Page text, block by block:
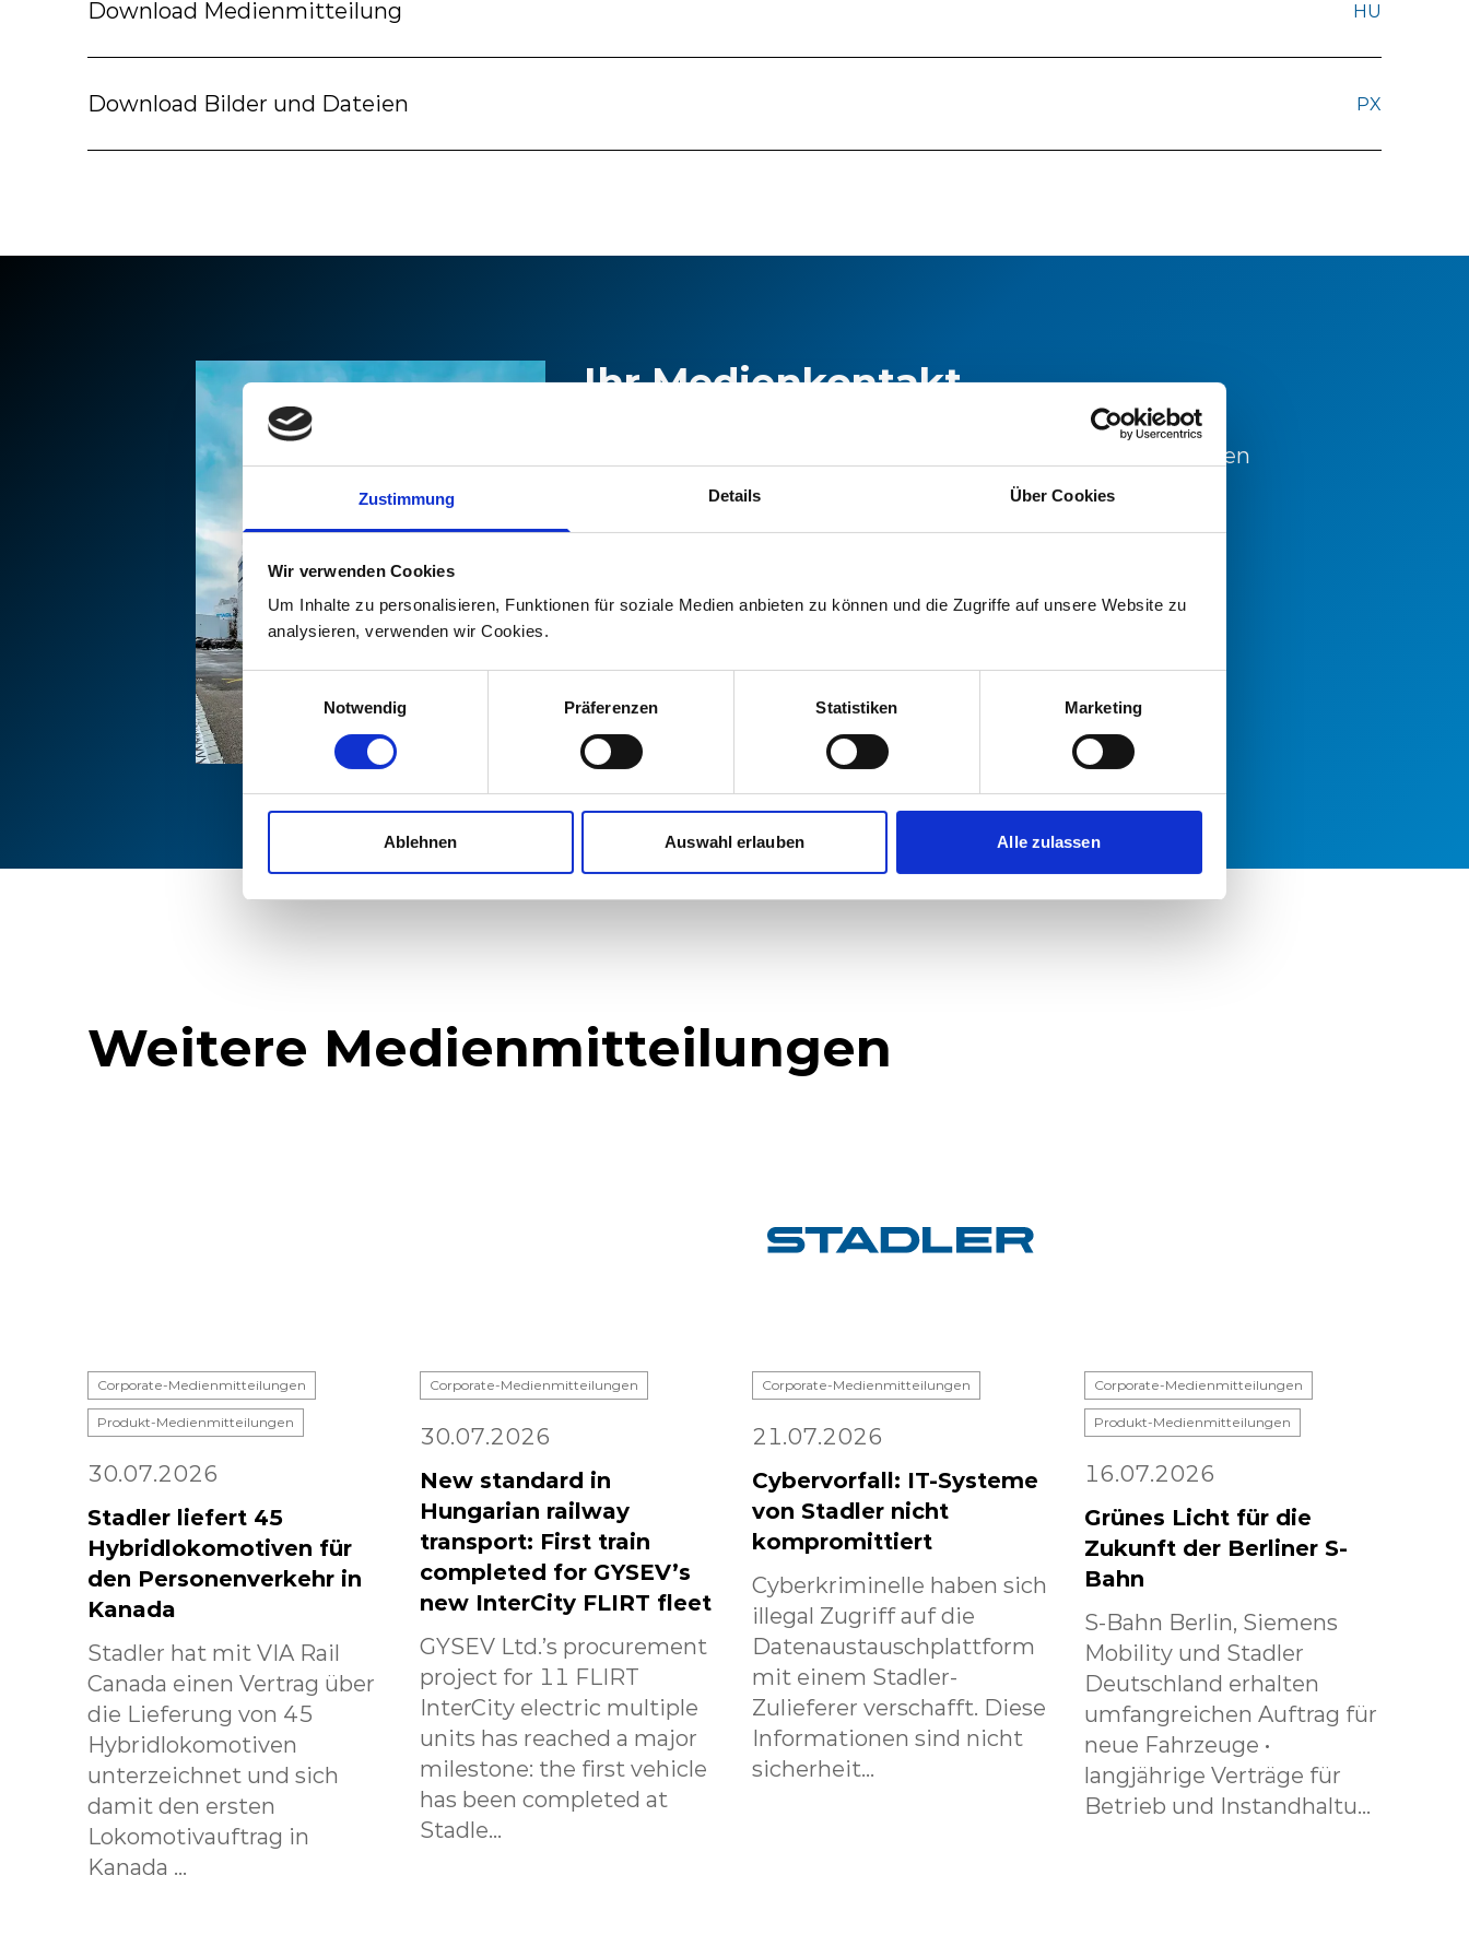
Zustimmung Details Über Cookies
Wir verwenden Cookies
Um Inhalte zu personalisieren, Funktionen für soziale Medien anbieten zu können und die Zugriffe auf unsere Website zu
analysieren, verwenden wir Cookies.
Einwilligungsauswahl
Notwendig
Präferenzen Statistiken Marketing
Ablehnen Auswahl erlauben Alle zulassen
Download Medienmitteilung HU
Download Bilder und Dateien PX
Ihr Medienkontakt
Für Auskünfte zu aktuellen Themen und für weiterführenden
Informationen zu Stadler können Sie sich gerne an unsere
LinkedInYouTube
Weitere Medienmitteilungen
Corporate-Medienmitteilungen
Produkt-Medienmitteilungen
30.07.2026
Stadler liefert 45
Hybridlokomotiven für
den Personenverkehr in
Kanada
Stadler hat mit VIA Rail
Canada einen Vertrag über
die Lieferung von 45
Hybridlokomotiven
unterzeichnet und sich
damit den ersten
Lokomotivauftrag in
Kanada ...
Corporate-Medienmitteilungen
30.07.2026
New standard in
Hungarian railway
transport: First train
completed for GYSEV’s
new InterCity FLIRT fleet
GYSEV Ltd.’s procurement
project for 11 FLIRT
InterCity electric multiple
units has reached a major
milestone: the first vehicle
has been completed at
Stadle...
Corporate-Medienmitteilungen
21.07.2026
Cybervorfall: IT-Systeme
von Stadler nicht
kompromittiert
Cyberkriminelle haben sich
illegal Zugriff auf die
Datenaustauschplattform
mit einem Stadler-
Zulieferer verschafft. Diese
Informationen sind nicht
sicherheit...
Corporate-Medienmitteilungen
Produkt-Medienmitteilungen
16.07.2026
Grünes Licht für die
Zukunft der Berliner S-
Bahn
S-Bahn Berlin, Siemens
Mobility und Stadler
Deutschland erhalten
umfangreichen Auftrag für
neue Fahrzeuge •
langjährige Verträge für
Betrieb und Instandhaltu...